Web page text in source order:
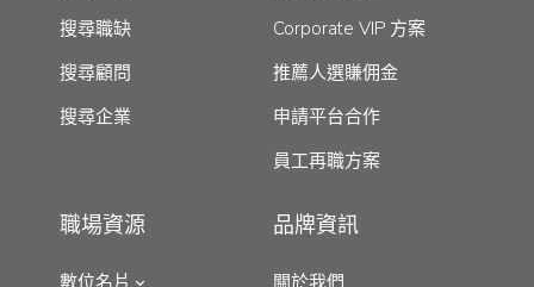
搜尋職缺
搜尋顧問
搜尋企業
Corporate VIP 方案
推薦人選賺佣金
申請平台合作
員工再職方案
職場資源
數位名片
品牌資訊
關於我們